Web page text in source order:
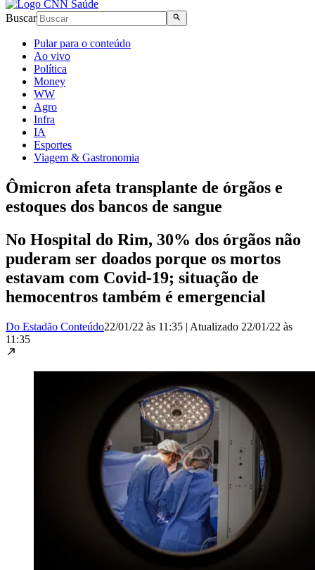
Buscar
Pular para o conteúdo
Ao vivo
Política
Money
WW
Agro
Infra
IA
Esportes
Viagem & Gastronomia
Ômicron afeta transplante de órgãos e
estoques dos bancos de sangue
No Hospital do Rim, 30% dos órgãos não
puderam ser doados porque os mortos
estavam com Covid-19; situação de
hemocentros também é emergencial
Do Estadão Conteúdo22/01/22 às 11:35 | Atualizado 22/01/22 às
11:35